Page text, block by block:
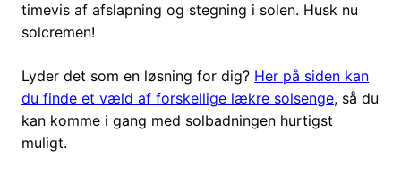
timevis af afslapning og stegning i solen. Husk nu
solcremen!
Lyder det som en løsning for dig? Her på siden kan
du finde et væld af forskellige lækre solsenge, så du
kan komme i gang med solbadningen hurtigst
muligt.